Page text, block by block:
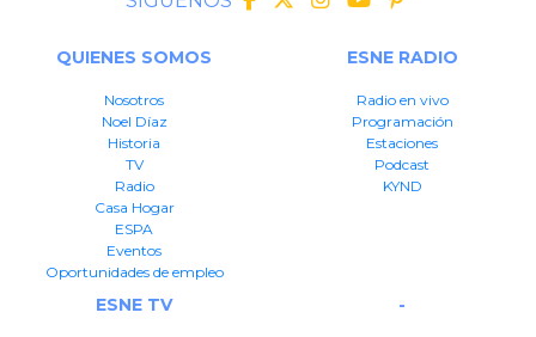
QUIENES SOMOS
Nosotros
Noel Díaz
Historia
TV
Radio
Casa Hogar
ESPA
Eventos
Oportunidades de empleo
ESNE RADIO
Radio en vivo
Programación
Estaciones
Podcast
KYND
ESNE TV -